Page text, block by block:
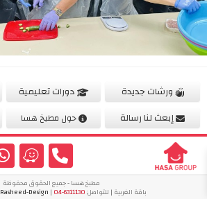
ورشات جديدة دورات تعليمية
إبعث لنا رسالة
حول مطبخ هسا
مطبخ هسا - جميع الحقوق محفوظة
باقة الغربية | للتواصل:04-6311130
| Developed by
Rasheed-Design